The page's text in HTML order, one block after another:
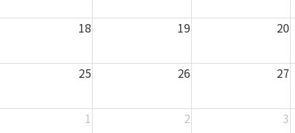
18 19 20
25 26 27
1 2 3